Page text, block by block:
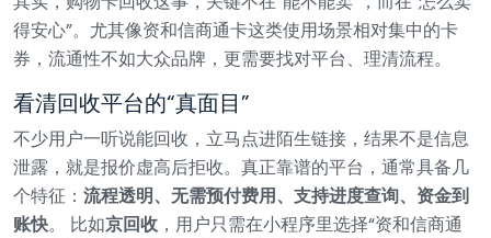
得安心”。尤其像资和信商通卡这类使用场景相对集中的卡
券，流通性不如大众品牌，更需要找对平台、理清流程。
看清回收平台的“真面目”
不少用户一听说能回收，立马点进陌生链接，结果不是信息
泄露，就是报价虚高后拒收。真正靠谱的平台，通常具备几
个特征： 流程透明、无需预付费用、支持进度查询、资金到
账快。 比如京回收，用户只需在小程序里选择“资和信商通